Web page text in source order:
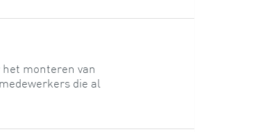
het monteren van
die al